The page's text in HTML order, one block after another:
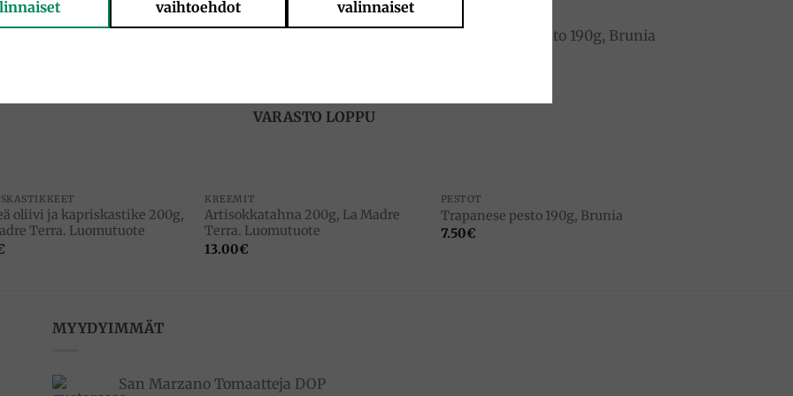
oliivi ja kapriskastike 200g,
Terra. Luomutuote
VARASTO LOPPU
KREEMIT
Artisokkatahna 200g, La Madre
Terra. Luomutuote
13.00€
PESTOT
Trapanese pesto 190g, Brunia
7.50€
MYYDYIMMÄT
San Marzano Tomaatteja DOP
vaihtoehdot
valinnaiset